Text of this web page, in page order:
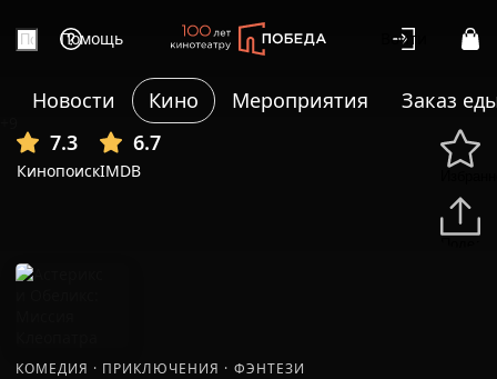
Помощь Войти
Новости Кино Мероприятия
Заказ
7.3
Кинопоиск
6.7
IMDB
КОМЕДИЯ · ПРИКЛЮЧЕНИЯ · ФЭНТЕЗИ